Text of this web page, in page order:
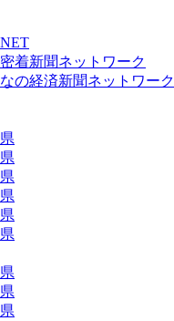
着新聞ネットワーク
の経済新聞ネットワーク